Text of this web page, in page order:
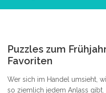
Puzzles zum
Favoriten
Wer sich im Handel umsieht,
so ziemlich jedem Anlass